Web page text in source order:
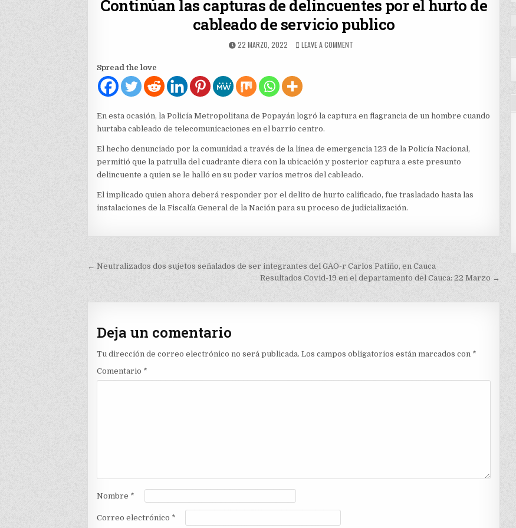
Continúan las capturas de delincuentes por el hurto de
cableado de servicio publico
PUBLISHED
22 MARZO, 2022 LEAVE A COMMENTON
EL
CABLEADO
DE
SERVICIO
PUBLICO
Spread the love
En esta ocasión, la Policía Metropolitana de Popayán logró la captura en flagrancia de un hombre cuando
hurtaba cableado de telecomunicaciones en el barrio centro.
El hecho denunciado por la comunidad a través de la línea de emergencia 123 de la Policía Nacional,
permitió que la patrulla del cuadrante diera con la ubicación y posterior captura a este presunto
delincuente a quien se le halló en su poder varios metros del cableado.
El implicado quien ahora deberá responder por el delito de hurto calificado, fue trasladado hasta las
instalaciones de la Fiscalía General de la Nación para su proceso de judicialización.
Navegación
entradas
← Neutralizados dos sujetos señalados de ser integrantes del GAO-r Carlos Patiño, en Cauca
Resultados Covid-19 en el departamento del Cauca: 22 Marzo →
Deja un comentario
Tu dirección de correo electrónico no será publicada. Los campos obligatorios están marcados con *
Comentario *
Nombre *
Correo electrónico *